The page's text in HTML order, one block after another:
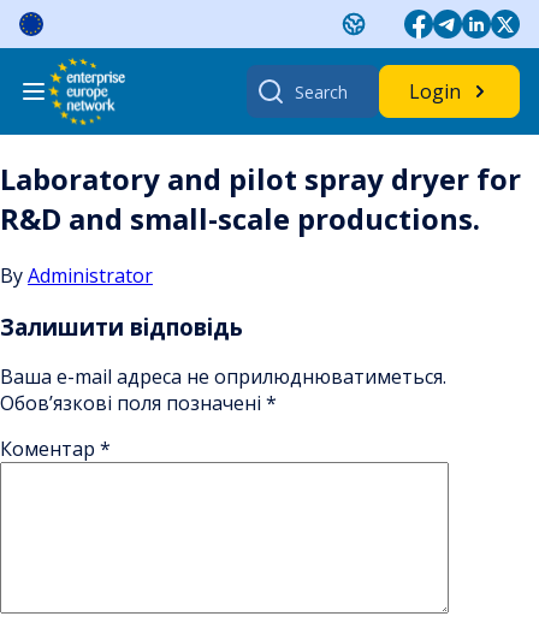
Skip
content
Search
for:
Login
Laboratory and pilot spray dryer for
R&D and small-scale productions.
ByAdministrator
Залишити відповідь
Ваша e-mail адреса не оприлюднюватиметься.
Обов’язкові поля позначені *
Коментар *